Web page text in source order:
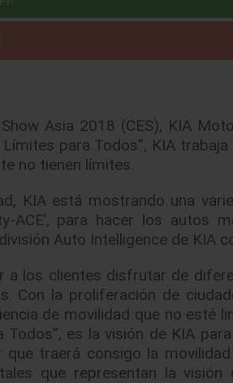
Asia 2018 (CES), KIA
para Todos”, KIA
no tienen límites.
KIA está mostrando una
ACE’, para hacer los autos
Auto Intelligence de KIA
a los clientes disfrutar de
Con la proliferación de
de movilidad que no esté
es la visión de KIA
traerá consigo la
que representan la